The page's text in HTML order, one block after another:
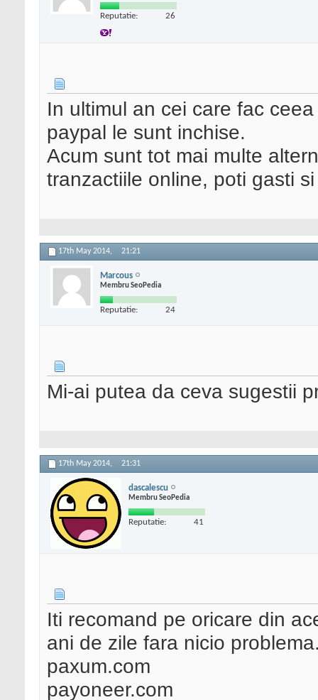
Reputatie: 26
In ultimul an cei care fac
paypal le sunt inchise.
Acum sunt tot mai multe
tranzactiile online, poti gasti
17th May 2014, 21:21
Marcous
Membru SeoPedia
Reputatie: 24
Mi-ai putea da ceva sugestii
17th May 2014, 21:31
dascalescu
Membru SeoPedia
Reputatie: 41
Iti recomand pe oricare din
ani de zile fara nicio
paxum.com
payoneer.com